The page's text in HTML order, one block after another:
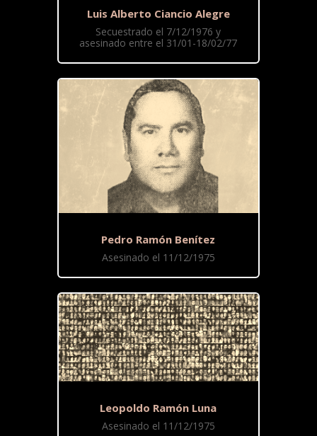
Luis Alberto Ciancio Alegre
Secuestrado el 7/12/1976 y
asesinado entre el 31/01-18/02/77
Pedro Ramón Benítez
Asesinado el 11/12/1975
Leopoldo Ramón Luna
Asesinado el 11/12/1975